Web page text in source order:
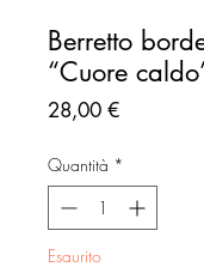
Berretto
“Cuore
28,00 €Prezzo
Quantità *
Esaurito